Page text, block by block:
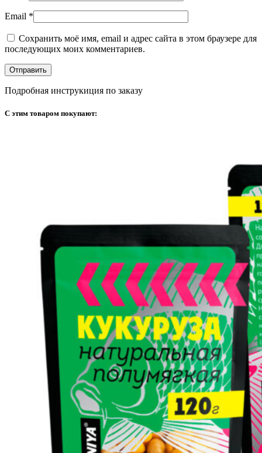
Email *
Сохранить моё имя, email и адрес сайта в этом браузере для
последующих моих комментариев.
Подробная инструкиция по заказу
С этим товаром покупают: